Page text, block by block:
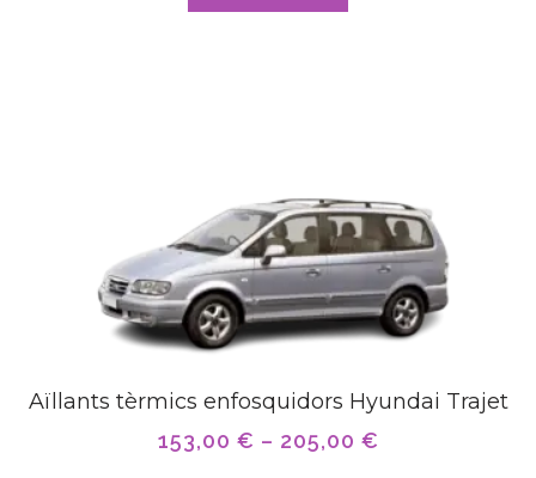
Aïllants tèrmics enfosquidors Hyundai Trajet
153,00 € – 205,00 €